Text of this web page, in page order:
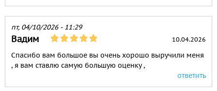
пт, 04/10/2026 - 11:29
Вадим 10.04.2026
Спасибо вам большое вы очень хорошо выручили меня
, я вам ставлю самую большую оценку ,
ответить